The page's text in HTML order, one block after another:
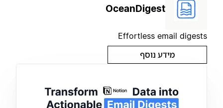
OceanDigest
Effortless email digests
מידע נוסף